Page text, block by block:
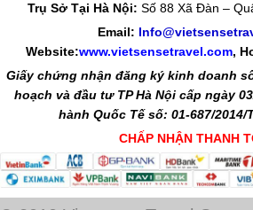
Trụ Sở Tại Hà Nội: Số 88 Xã Đàn –
Email:
Website:www.vietsensetravel.com,
Giấy chứng nhận đăng ký kinh doanh
hoạch và đầu tư TP Hà Nội cấp ngày
hành Quốc Tế số: 01-687/2014/
CHẤP NHẬN THANH